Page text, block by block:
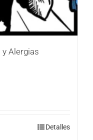
Alergias
Detalles